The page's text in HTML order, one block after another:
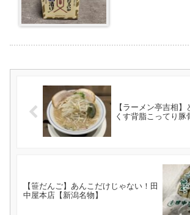
【ラーメン亭吉相
くす背脂こってり豚
【笹だんご】あんこだけじゃない！田
中屋本店【新潟名物】